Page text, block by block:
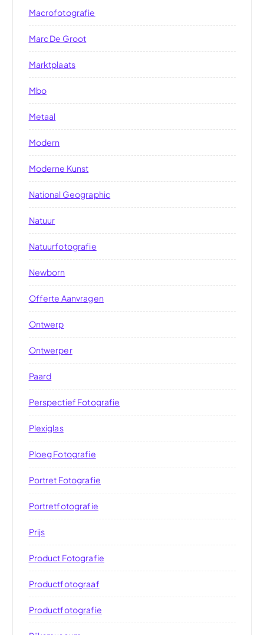
Macrofotografie
Marc De Groot
Marktplaats
Mbo
Metaal
Modern
Moderne Kunst
National Geographic
Natuur
Natuurfotografie
Newborn
Offerte Aanvragen
Ontwerp
Ontwerper
Paard
Perspectief Fotografie
Plexiglas
Ploeg Fotografie
Portret Fotografie
Portretfotografie
Prijs
Product Fotografie
Productfotograaf
Productfotografie